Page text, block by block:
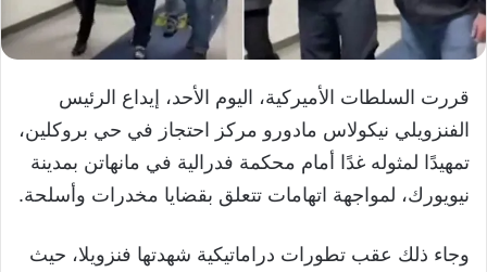
قررت السلطات الأميركية، اليوم الأحد، إيداع الرئيس
الفنزويلي نيكولاس مادورو مركز احتجاز في حي بروكلين،
تمهيدًا لمثوله غدًا أمام محكمة فدرالية في مانهاتن بمدينة
نيويورك، لمواجهة اتهامات تتعلق بقضايا مخدرات وأسلحة.
وجاء ذلك عقب تطورات دراماتيكية شهدتها فنزويلا، حيث